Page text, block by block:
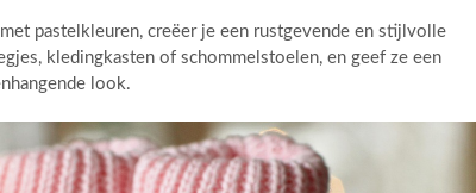
pastelkleuren, creëer je een rustgevende en stijlvolle
kledingkasten of schommelstoelen, en geef ze een
look.